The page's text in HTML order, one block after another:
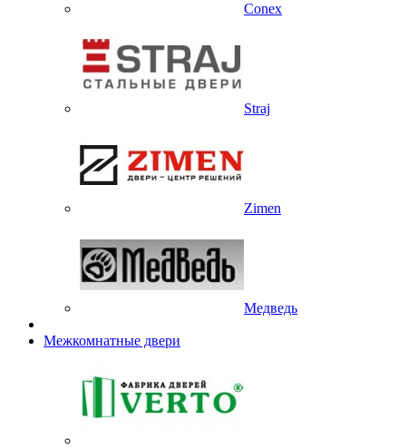
Conex
Straj
Zimen
Медведь
Межкомнатные двери